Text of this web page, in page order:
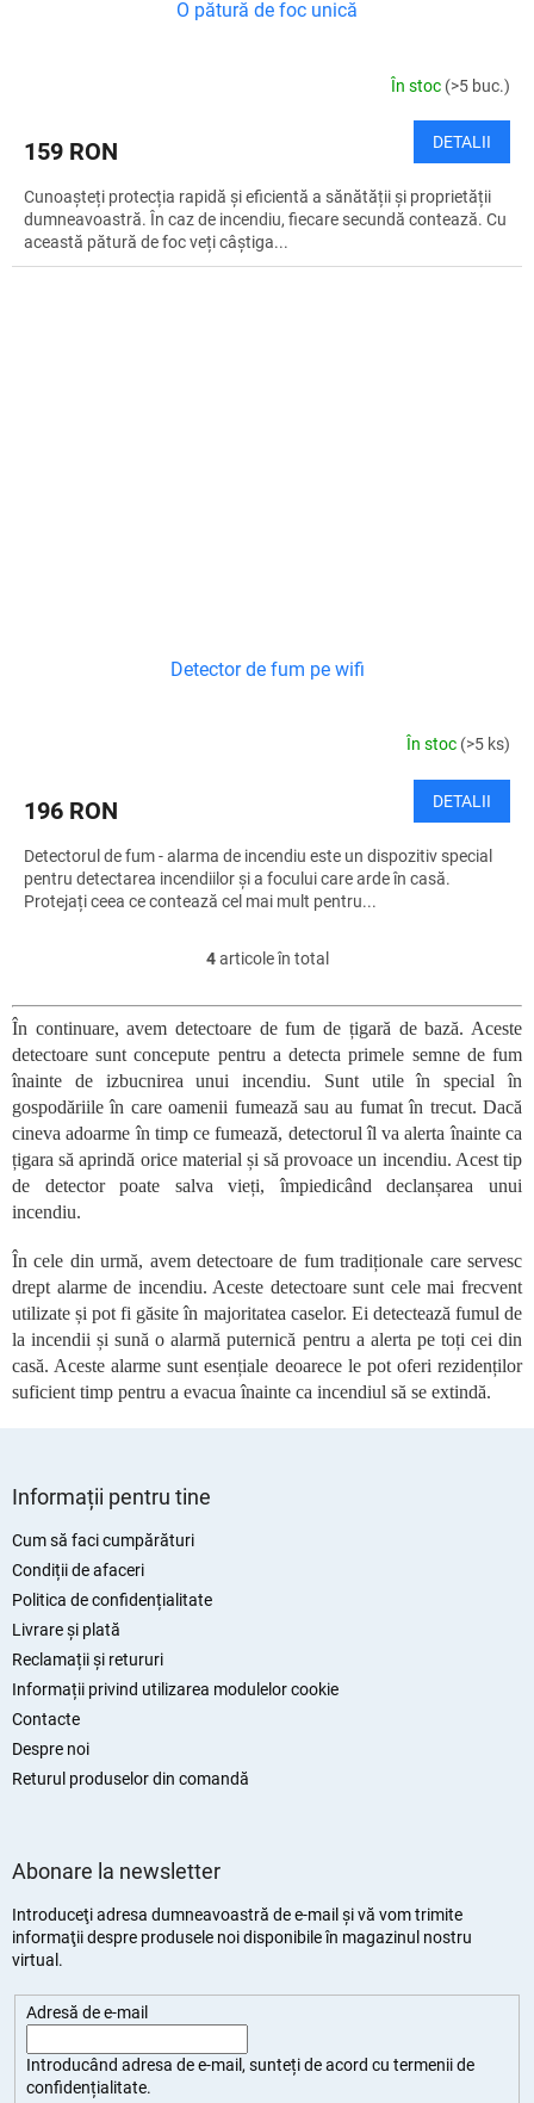
O pătură de foc unică
În stoc (>5 buc.)
159 RON DETALII
Cunoașteți protecția rapidă și eficientă a sănătății și proprietății
dumneavoastră. În caz de incendiu, fiecare secundă contează. Cu
această pătură de foc veți câștiga...
Detector de fum pe wifi
În stoc (>5 ks)
196 RON DETALII
Detectorul de fum - alarma de incendiu este un dispozitiv special
pentru detectarea incendiilor și a focului care arde în casă.
Protejați ceea ce contează cel mai mult pentru...
C
n
t
r
o
l
u
l
ă
r
i
l
o
r
4articole în total
În continuare, avem detectoare de fum de țigară de bază. Aceste
detectoare sunt concepute pentru a detecta primele semne de fum
înainte de izbucnirea unui incendiu. Sunt utile în special în
gospodăriile în care oamenii fumează sau au fumat în trecut. Dacă
cineva adoarme în timp ce fumează, detectorul îl va alerta înainte ca
țigara să aprindă orice material și să provoace un incendiu. Acest tip
de detector poate salva vieți, împiedicând declanșarea unui
incendiu.
În cele din urmă, avem detectoare de fum tradiționale care servesc
drept alarme de incendiu. Aceste detectoare sunt cele mai frecvent
utilizate și pot fi găsite în majoritatea caselor. Ei detectează fumul de
la incendii și sună o alarmă puternică pentru a alerta pe toți cei din
casă. Aceste alarme sunt esențiale deoarece le pot oferi rezidenților
suficient timp pentru a evacua înainte ca incendiul să se extindă.
Informații pentru tine
Cum să faci cumpărături
Condiții de afaceri
Politica de confidențialitate
Livrare și plată
Reclamații și retururi
Informații privind utilizarea modulelor cookie
Contacte
Despre noi
Returul produselor din comandă
Abonare la newsletter
Introduceţi adresa dumneavoastră de e-mail şi vă vom trimite
informaţii despre produsele noi disponibile în magazinul nostru
virtual.
Adresă de e-mail
Introducând adresa de e-mail, sunteți deacord cu termenii de
confidențialitate.